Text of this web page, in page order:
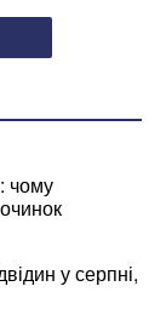
чому
у серпні,